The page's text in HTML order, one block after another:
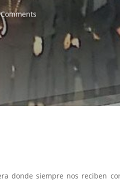
donde siempre nos reciben